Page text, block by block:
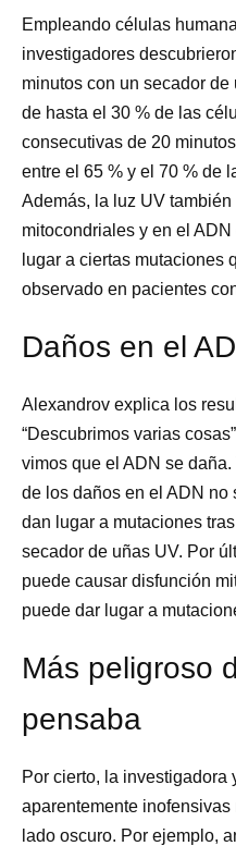
Empleando células
investigadores
minutos con un secador
de hasta el 30 % de las
consecutivas de 20
entre el 65 % y el 70 % de
Además, la luz UV
mitocondriales y en el
lugar a ciertas mutaciones
observado en pacientes
Daños en el
Alexandrov explica los
“Descubrimos varias
vimos que el ADN se
de los daños en el ADN no
dan lugar a mutaciones
secador de uñas UV. Por
puede causar disfunción
puede dar lugar a
Más peligroso
pensaba
Por cierto, la investigadora
aparentemente
lado oscuro. Por ejemplo,